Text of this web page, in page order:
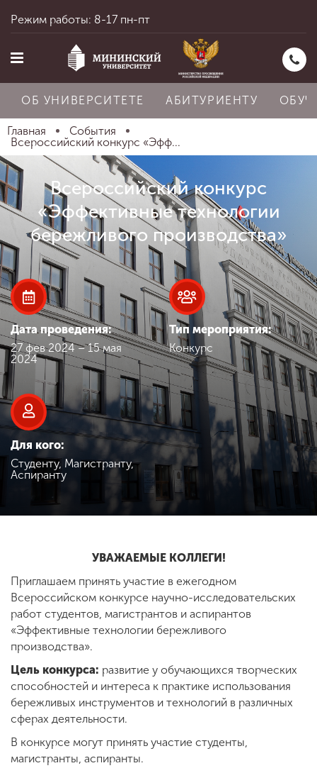
Главная
Об университете
Абитуриенту
Обучение
Наука
Международная
деятельность
Другие виды
деятельности
Сведения об
образовательной
организации
ENG SPN
Приемная
комиссия
Режим работы: 8-17 пн-пт
ОБ УНИВЕРСИТЕТЕ АБИТУРИЕНТУ
Главная
События
Всероссийский конкурс «Эфф...
Всероссийский конкурс
«Эффективные технологии
бережливого производства»
Дата проведения:
27 фев 2024 – 15 мая
2024
Тип мероприятия:
Конкурс
Для кого:
Студенту, Магистранту,
Аспиранту
УВАЖАЕМЫЕ КОЛЛЕГИ!
Приглашаем принять участие в ежегодном
Всероссийском конкурсе научно-исследовательских
работ студентов, магистрантов и аспирантов
«Эффективные технологии бережливого
производства».
Цель конкурса: развитие у обучающихся творческих
способностей и интереса к практике использования
бережливых инструментов и технологий в различных
сферах деятельности.
В конкурсе могут принять участие студенты,
магистранты, аспиранты.